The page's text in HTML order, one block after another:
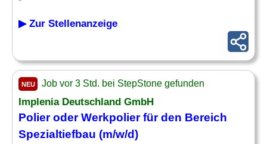
▶ Zur Stellenanzeige
NEU Job vor 3 Std. bei StepStone gefunden
Implenia Deutschland GmbH
Polier oder Werkpolier für den Bereich
Spezialtiefbau (m/w/d)